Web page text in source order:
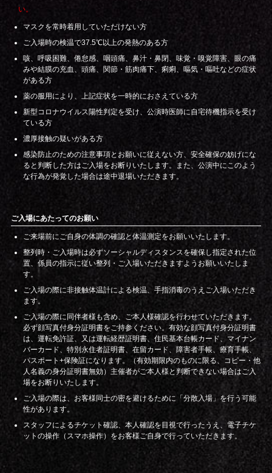
い。
マスクを常時着用していただけない方
ご入場時の検温で37.5℃以上の発熱のある方
咳、呼吸困難、倦怠感、咽頭痛、⿐汁・⿐閉、味覚・嗅覚障害、眼の痛
みや結膜の充血、頭痛、関節・筋肉痛下、痢痢、嘔気・嘔吐などの症状
がある方
薬の服用により、上記症状を一時的におさえている方
新型コロナウイルス陽性判定を受け、公演時医師に自宅待機指示を受け
ている方
濃厚接触の疑いがある方
感染防止のための注意事項とお願いに従えない方、安全確保の妨げにな
ると判断した方はご入場をお断りいたします。また、公演中にこのよう
な行為が発覚した場合は途中退場いただきます。
ご入場にあたってのお願い
ご来場前にご自身の体調の確認と体温測定をお願いいたします。
整列時・ご入場時は必ずソーシャルディスタンスを確保し指定された位
置、係員の指示に従い整列・ご入場いただきますようお願いいたしま
す。
ご入場の際に非接触体温計による検温、手指消毒のうえご入場いただき
ます。
ご入場の際に同伴者様も含め、ご本人様確認を行わせていただきます。
必ず顔写真付身分証明書をご持参ください。有効な顔写真付身分証明書
は、運転免許証、又は運転経歴証明書、住民基本台帳カード、マイナン
バーカード、特別永住者証明書、在留カード、障害者手帳、療育手帳、
パスポート+保険証になります。（有効期限内のものに限る、コピー・他
人名義の身分証明書無効）主催者がご本人様と判断できない場合はご入
場をお断りいたします。
ご入場の際は、お客様同士の密を避けるために「分散入場」を行う可能
性があります。
スタッフによるチケット確認、本人確認を目視で行ったうえ、電子チケ
ットの操作（スマホ操作）をお客様ご自身で行っていただきます。